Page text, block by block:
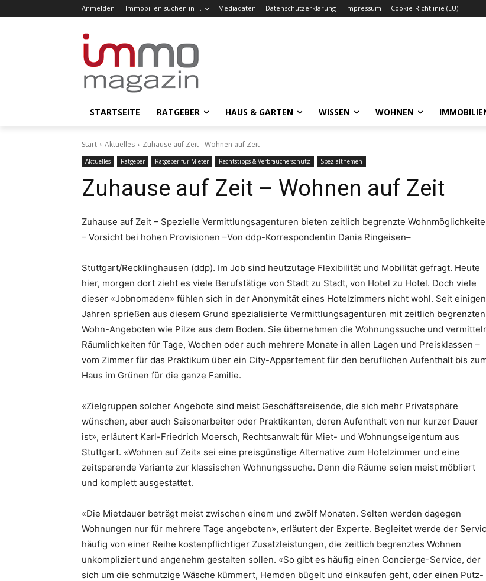
Anmelden Immobilien suchen in … Mediadaten Datenschutzerklärung impressum Cookie-Richtlinie (EU)
STARTSEITE RATGEBER HAUS & GARTEN WISSEN WOHNEN
Start Aktuelles Zuhause auf Zeit - Wohnen auf Zeit
Aktuelles Ratgeber Ratgeber für Mieter Rechtstipps & Verbraucherschutz Spezialthemen
Zuhause auf Zeit – Wohnen auf Zeit
Zuhause auf Zeit – Spezielle Vermittlungsagenturen bieten zeitlich begrenzte
– Vorsicht bei hohen Provisionen –Von ddp-Korrespondentin Dania Ringeisen–
Stuttgart/Recklinghausen (ddp). Im Job sind heutzutage Flexibilität und Mobilität gefragt. Heute
hier, morgen dort zieht es viele Berufstätige von Stadt zu Stadt, von Hotel zu Hotel. Doch viele
dieser «Jobnomaden» fühlen sich in der Anonymität eines Hotelzimmers nicht wohl. Seit einigen
Jahren sprießen aus diesem Grund spezialisierte Vermittlungsagenturen mit zeitlich begrenzten
Wohn-Angeboten wie Pilze aus dem Boden. Sie übernehmen die Wohnungssuche und
Räumlichkeiten für Tage, Wochen oder auch mehrere Monate in allen Lagen und Preisklassen –
vom Zimmer für das Praktikum über ein City-Appartement für den beruflichen Aufenthalt bis
Haus im Grünen für die ganze Familie.
«Zielgruppen solcher Angebote sind meist Geschäftsreisende, die sich mehr Privatsphäre
wünschen, aber auch Saisonarbeiter oder Praktikanten, deren Aufenthalt von nur kurzer Dauer
ist», erläutert Karl-Friedrich Moersch, Rechtsanwalt für Miet- und Wohnungseigentum aus
Stuttgart. «Wohnen auf Zeit» sei eine preisgünstige Alternative zum Hotelzimmer und eine
zeitsparende Variante zur klassischen Wohnungssuche. Denn die Räume seien meist möbliert
und komplett ausgestattet.
«Die Mietdauer beträgt meist zwischen einem und zwölf Monaten. Selten werden dagegen
Wohnungen nur für mehrere Tage angeboten», erläutert der Experte. Begleitet werde der
häufig von einer Reihe kostenpflichtiger Zusatzleistungen, die zeitlich begrenztes Wohnen
unkompliziert und angenehm gestalten sollen. «So gibt es häufig einen Concierge-Service, der
sich um die schmutzige Wäsche kümmert, Hemden bügelt und einkaufen geht, oder einen Putz-